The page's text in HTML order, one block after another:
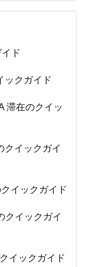
ド
ックガイド
滞在のクイッ
クイックガイ
イックガイド
クイックガイ
イックガイド